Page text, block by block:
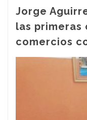
Jorge
las primeras
comercios